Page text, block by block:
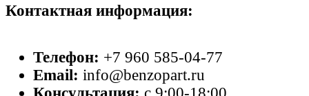
Контактная информация:
Телефон: +7 960 585-04-77
Email: info@benzopart.ru